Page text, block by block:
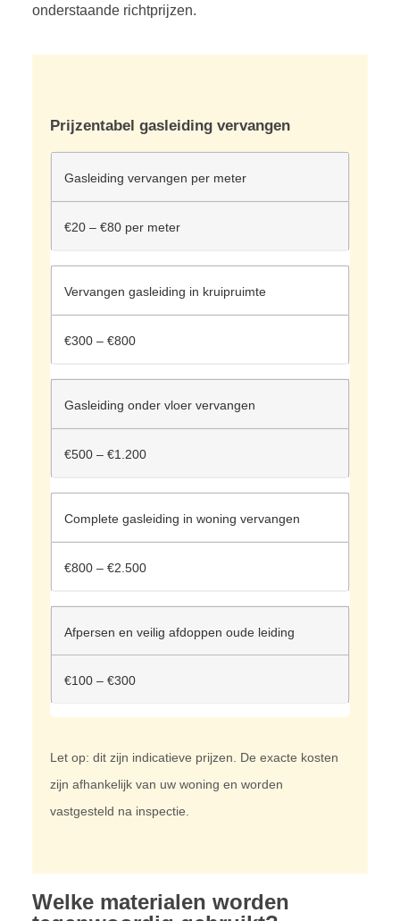
onderstaande richtprijzen.
Prijzentabel gasleiding vervangen
Gasleiding vervangen per meter
€20 – €80 per meter
Vervangen gasleiding in kruipruimte
€300 – €800
Gasleiding onder vloer vervangen
€500 – €1.200
Complete gasleiding in woning vervangen
€800 – €2.500
Afpersen en veilig afdoppen oude leiding
€100 – €300
Let op: dit zijn indicatieve prijzen. De exacte kosten
zijn afhankelijk van uw woning en worden
vastgesteld na inspectie.
Welke materialen worden